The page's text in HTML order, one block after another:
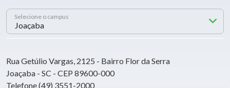
Selecione o campus
Rua Getúlio Vargas, 2125 - Bairro Flor da Serra
Joaçaba - SC - CEP 89600-000
Telefone (49) 3551-2000